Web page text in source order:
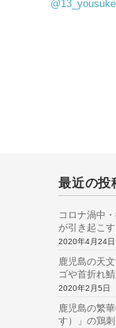
最近の投
コロナ渦中
が引き起こ
2020年4月24日
鹿児島の天
ゴや首折れ
2020年2月5日
鹿児島の繁
す）」の鶏